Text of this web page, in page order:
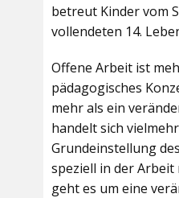
betreut Kinder vom
vollendeten 14.
Offene Arbeit ist
pädagogisches
mehr als ein
handelt sich
Grundeinstellung
speziell in der Arbeit
geht es um eine